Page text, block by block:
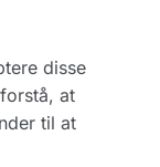
disse
at
til at